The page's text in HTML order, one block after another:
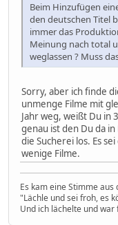
Beim Hinzufügen
den deutschen Titel
immer das
Meinung nach total
weglassen ? Muss
Sorry, aber ich finde
unmenge Filme mit
Jahr weg, weißt Du in
genau ist den Du da
die Sucherei los. Es
wenige Filme.
Es kam eine Stimme aus
"Lächle und sei froh, es
Und ich lächelte und